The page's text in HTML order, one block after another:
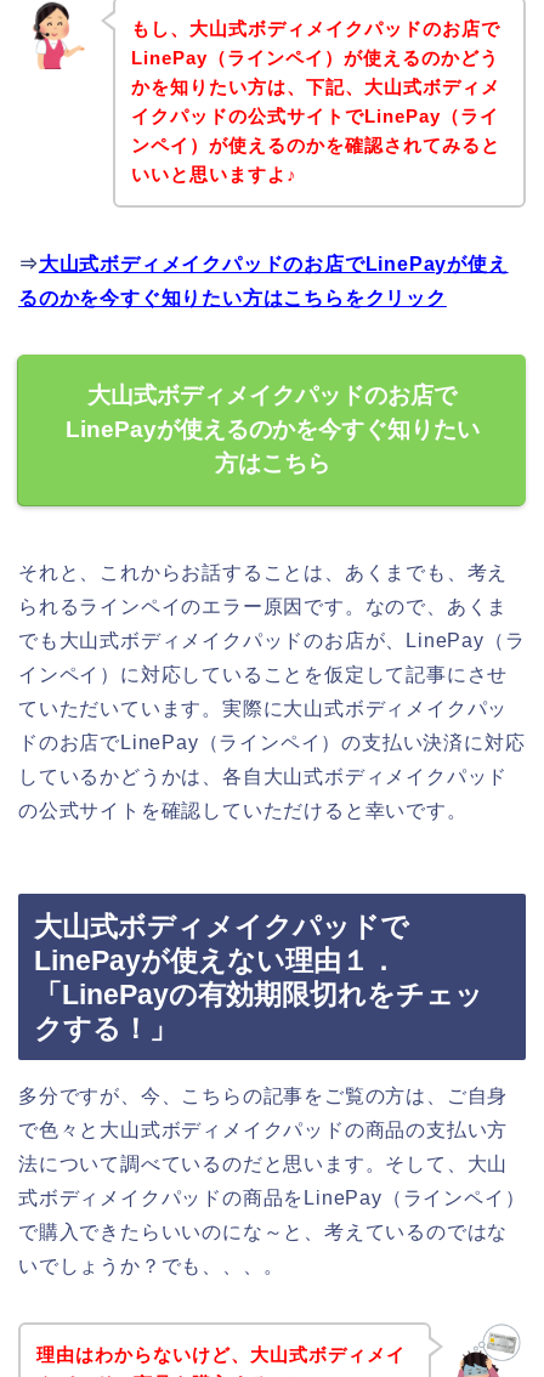
もし、大山式ボディメイクパッドのお店で
LinePay（ラインペイ）が使えるのかどう
かを知りたい方は、下記、大山式ボディメ
イクパッドの公式サイトでLinePay（ライ
ンペイ）が使えるのかを確認されてみると
いいと思いますよ♪
⇒大山式ボディメイクパッドのお店でLinePayが使え
るのかを今すぐ知りたい方はこちらをクリック
大山式ボディメイクパッドのお店で
LinePayが使えるのかを今すぐ知りたい
方はこちら
それと、これからお話することは、あくまでも、考え
られるラインペイのエラー原因です。なので、あくま
でも大山式ボディメイクパッドのお店が、LinePay（ラ
インペイ）に対応していることを仮定して記事にさせ
ていただいています。実際に大山式ボディメイクパッ
ドのお店でLinePay（ラインペイ）の支払い決済に対応
しているかどうかは、各自大山式ボディメイクパッド
の公式サイトを確認していただけると幸いです。
大山式ボディメイクパッドで
LinePayが使えない理由１．
「LinePayの有効期限切れをチェッ
クする！」
多分ですが、今、こちらの記事をご覧の方は、ご自身
で色々と大山式ボディメイクパッドの商品の支払い方
法について調べているのだと思います。そして、大山
式ボディメイクパッドの商品をLinePay（ラインペイ）
で購入できたらいいのにな～と、考えているのではな
いでしょうか？でも、、、。
理由はわからないけど、大山式ボディメイ